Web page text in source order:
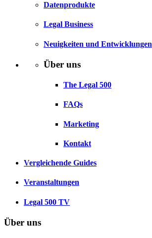
Datenprodukte
Legal Business
Neuigkeiten und Entwicklungen
Über uns
The Legal 500
FAQs
Marketing
Kontakt
Vergleichende Guides
Veranstaltungen
Legal 500 TV
Über uns